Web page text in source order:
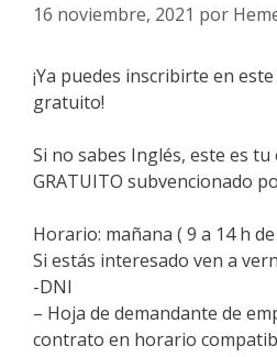
16 noviembre, 2021 por
¡Ya puedes inscribirte en
gratuito!
Si no sabes Inglés, este es
GRATUITO subvencionado
Horario: mañana ( 9 a 14 h
Si estás interesado ven a
-DNI
– Hoja de demandante de
contrato en horario